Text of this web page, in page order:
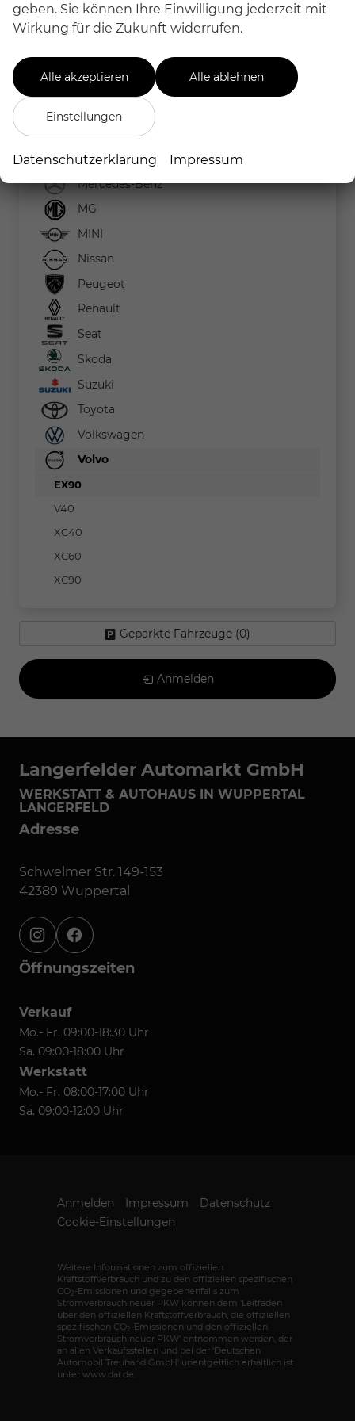
Ford
Hyundai
Kia
Lexus
Lotus
Maxus
Mazda
Mercedes-Benz
MG
MINI
Nissan
Peugeot
Renault
Seat
Skoda
Suzuki
Toyota
Volkswagen
Volvo
EX90
V40
XC40
XC60
XC90
Geparkte Fahrzeuge (0)
Anmelden
Langerfelder Automarkt GmbH
WERKSTATT & AUTOHAUS IN WUPPERTAL
LANGERFELD
Adresse
Schwelmer Str. 149-153
42389 Wuppertal
instagramfacebook
Öffnungszeiten
Verkauf
Mo.- Fr. 09:00-18:30 Uhr
Sa. 09:00-18:00 Uhr
Werkstatt
Mo.- Fr. 08:00-17:00 Uhr
Sa. 09:00-12:00 Uhr
Anmelden Impressum
Datenschutz
Cookie-Einstellungen
Weitere Informationen zum offiziellen
Kraftstoffverbrauch und zu den offiziellen spezifischen
CO2 -Emissionen und gegebenenfalls zum
Stromverbrauch neuer PKW können dem 'Leitfaden
über den offiziellen Kraftstoffverbrauch, die offiziellen
spezifischen CO2 -Emissionen und den offiziellen
Stromverbrauch neuer PKW' entnommen werden, der
an allen Verkaufsstellen und bei der 'Deutschen
Automobil Treuhand GmbH' unentgeltlich erhältlich ist
unter www.dat.de.
geben. Sie können Ihre Einwilligung jederzeit mit
Wirkung für die Zukunft widerrufen.
Alle akzeptieren Alle ablehnen
Einstellungen
Datenschutzerklärung Impressum